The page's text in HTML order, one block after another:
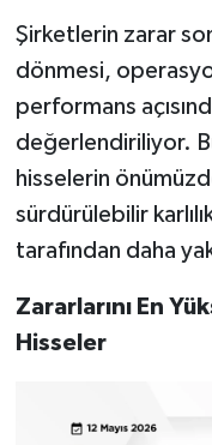
Şirketlerin zarar
dönmesi,
performans
değerlendiriliyor.
hisselerin
sürdürülebilir
tarafından daha
Zararlarını En
Hisseler